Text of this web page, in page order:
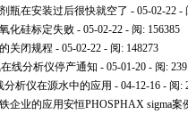
瓶在安装过后很快就空了 - 05-02-22 -
化硅标定失败 - 05-02-22 - 阅: 156385
关闭规程 - 05-02-22 - 阅: 148273
线分析仪停产通知 - 05-01-20 - 阅:
分析仪在源水中的应用 - 04-12-16 - 阅:
企业的应用安恒PHOSPHAX sigma案